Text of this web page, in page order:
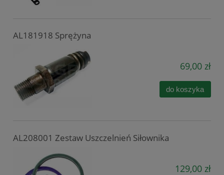
AL181918 Sprężyna
69,00 zł
do koszyka
AL208001 Zestaw Uszczelnień Siłownika
129,00 zł